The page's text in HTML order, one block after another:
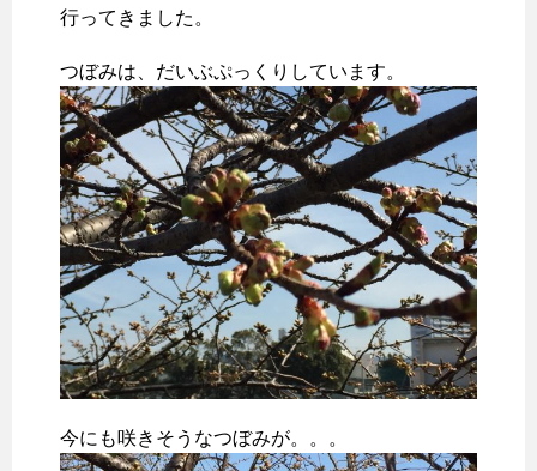
行ってきました。
つぼみは、だいぶぷっくりしています。
今にも咲きそうなつぼみが。。。